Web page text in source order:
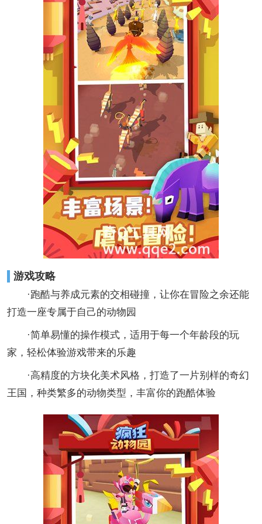
游戏攻略
·跑酷与养成元素的交相碰撞，让你在冒险之余还能
打造一座专属于自己的动物园
·简单易懂的操作模式，适用于每一个年龄段的玩
家，轻松体验游戏带来的乐趣
·高精度的方块化美术风格，打造了一片别样的奇幻
王国，种类繁多的动物类型，丰富你的跑酷体验